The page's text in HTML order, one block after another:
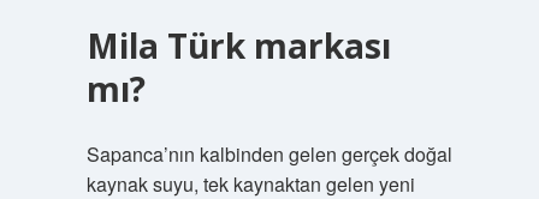
Mila Türk markası
mı?
Sapanca’nın kalbinden gelen gerçek doğal
kaynak suyu, tek kaynaktan gelen yeni